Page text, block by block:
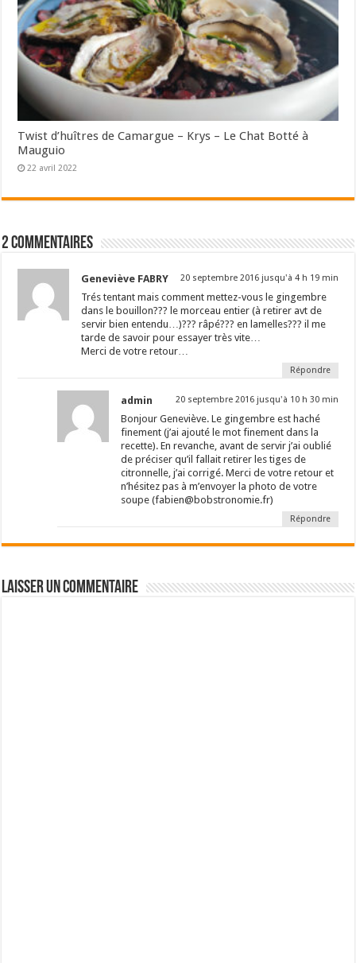
Twist d’huîtres de Camargue – Krys – Le Chat Botté à
Mauguio
22 avril 2022
2 commentaires
Geneviève FABRY 20 septembre 2016 jusqu'à 4 h 19 min
Trés tentant mais comment mettez-vous le gingembre
dans le bouillon??? le morceau entier (à retirer avt de
servir bien entendu…)??? râpé??? en lamelles??? il me
tarde de savoir pour essayer très vite…
Merci de votre retour…
Répondre
admin 20 septembre 2016 jusqu'à 10 h 30 min
Bonjour Geneviève. Le gingembre est haché
finement (j’ai ajouté le mot finement dans la
recette). En revanche, avant de servir j’ai oublié
de préciser qu’il fallait retirer les tiges de
citronnelle, j’ai corrigé. Merci de votre retour et
n’hésitez pas à m’envoyer la photo de votre
soupe (fabien@bobstronomie.fr)
Répondre
Laisser un commentaire